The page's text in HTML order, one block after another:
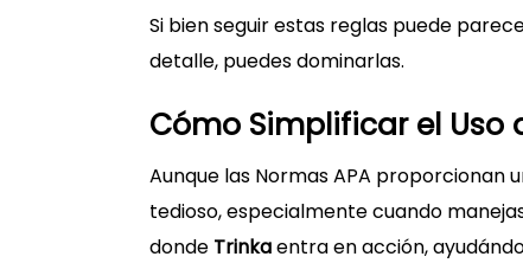
Si bien seguir estas reglas puede
detalle, puedes dominarlas.
Cómo Simplificar el Uso
Aunque las Normas APA
tedioso, especialmente cuando
donde Trinkaentra en acción,